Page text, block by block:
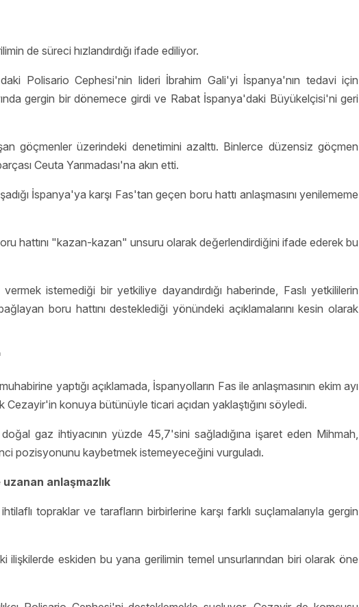
de süreci hızlandırdığı ifade ediliyor.
Polisario Cephesi'nin lideri İbrahim Gali'yi İspanya'nın tedavi için
gergin bir dönemece girdi ve Rabat İspanya'daki Büyükelçisi'ni geri
göçmenler üzerindeki denetimini azalttı. Binlerce düzensiz göçmen
Ceuta Yarımadası'na akın etti.
İspanya'ya karşı Fas'tan geçen boru hattı anlaşmasını yenilememe
hattını "kazan-kazan" unsuru olarak değerlendirdiğini ifade ederek bu
istemediği bir yetkiliye dayandırdığı haberinde, Faslı yetkililerin
boru hattını desteklediği yönündeki açıklamalarını kesin olarak
yaptığı açıklamada, İspanyolların Fas ile anlaşmasının ekim ayı
konuya bütünüyle ticari açıdan yaklaştığını söyledi.
doğal gaz ihtiyacının yüzde 45,7'sini sağladığına işaret eden Mihmah,
pozisyonunu kaybetmek istemeyeceğini vurguladı.
anlaşmazlık
topraklar ve tarafların birbirlerine karşı farklı suçlamalarıyla gergin
ilişkilerde eskiden bu yana gerilimin temel unsurlarından biri olarak öne